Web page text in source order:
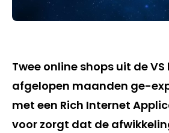
Twee online shops uit de VS
afgelopen maanden ge-
met een Rich Internet
voor zorgt dat de